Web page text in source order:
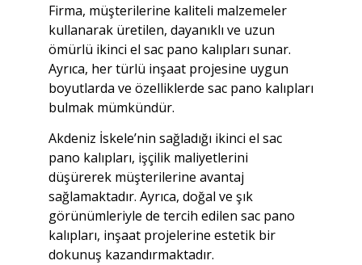
Firma, müşterilerine kaliteli malzemeler
kullanarak üretilen, dayanıklı ve uzun
ömürlü ikinci el sac pano kalıpları sunar.
Ayrıca, her türlü inşaat projesine uygun
boyutlarda ve özelliklerde sac pano kalıpları
bulmak mümkündür.
Akdeniz İskele’nin sağladığı ikinci el sac
pano kalıpları, işçilik maliyetlerini
düşürerek müşterilerine avantaj
sağlamaktadır. Ayrıca, doğal ve şık
görünümleriyle de tercih edilen sac pano
kalıpları, inşaat projelerine estetik bir
dokunuş kazandırmaktadır.